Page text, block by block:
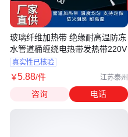
玻璃纤维加热带 绝缘耐高温防冻
水管道桶缠绕电热带发热带220V
真实性已核验
￥5.88/件 江苏泰州
咨询 电话